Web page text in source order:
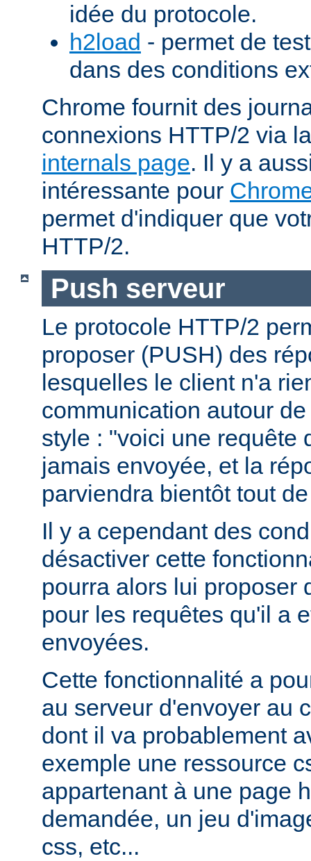
idée du protocole.
h2load - permet de
dans des conditions
Chrome fournit des
connexions HTTP/2 via
internals page. Il y a
intéressante pour
permet d'indiquer que
HTTP/2.
Push serveur
Le protocole HTTP/2
proposer (PUSH) des
lesquelles le client n'a
communication autour
style : "voici une requête
jamais envoyée, et la
parviendra bientôt tout
Il y a cependant des
désactiver cette
pourra alors lui proposer
pour les requêtes qu'il a
envoyées.
Cette fonctionnalité a
au serveur d'envoyer au
dont il va probablement
exemple une ressource
appartenant à une page
demandée, un jeu
css, etc...